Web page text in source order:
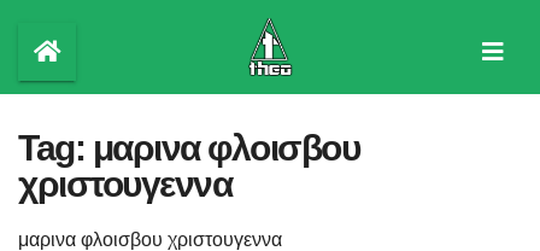
content
Tag: μαρινα φλοισβου
χριστουγεννα
μαρινα φλοισβου χριστουγεννα